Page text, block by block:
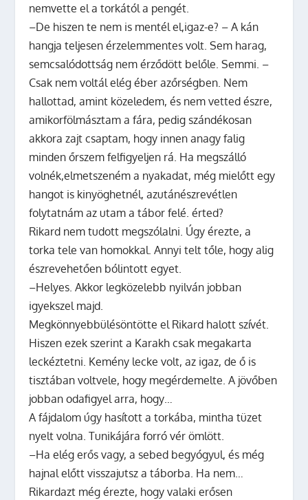
nemvette el a torkától a pengét.
–De hiszen te nem is mentél el,igaz-e? – A kán
hangja teljesen érzelemmentes volt. Sem harag,
semcsalódottság nem érződött belőle. Semmi. –
Csak nem voltál elég éber azőrségben. Nem
hallottad, amint közeledem, és nem vetted észre,
amikorfölmásztam a fára, pedig szándékosan
akkora zajt csaptam, hogy innen anagy falig
minden őrszem felfigyeljen rá. Ha megszálló
volnék,elmetszeném a nyakadat, még mielőtt egy
hangot is kinyöghetnél, azutánészrevétlen
folytatnám az utam a tábor felé. érted?
Rikard nem tudott megszólalni. Úgy érezte, a
torka tele van homokkal. Annyi telt tőle, hogy alig
észrevehetően bólintott egyet.
–Helyes. Akkor legközelebb nyilván jobban
igyekszel majd.
Megkönnyebbülésöntötte el Rikard halott szívét.
Hiszen ezek szerint a Karakh csak megakarta
leckéztetni. Kemény lecke volt, az igaz, de ő is
tisztában voltvele, hogy megérdemelte. A jövőben
jobban odafigyel arra, hogy…
A fájdalom úgy hasított a torkába, mintha tüzet
nyelt volna. Tunikájára forró vér ömlött.
–Ha elég erős vagy, a sebed begyógyul, és még
hajnal előtt visszajutsz a táborba. Ha nem…
Rikardazt még érezte, hogy valaki erősen